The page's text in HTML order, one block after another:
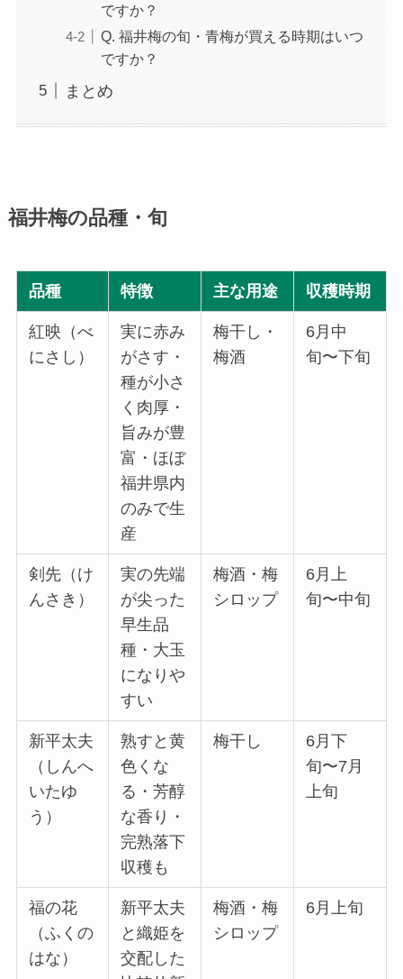
ですか？
Q. 福井梅の旬・青梅が買える時期はいつ
ですか？
まとめ
福井梅の品種・旬
品種 特徴 主な用途 収穫時期
紅映（べ
にさし）
実に赤み
がさす・
種が小さ
く肉厚・
旨みが豊
富・ほぼ
福井県内
のみで生
産
梅干し・
梅酒
6月中
旬〜下旬
剣先（け
んさき）
実の先端
が尖った
早生品
種・大玉
になりや
すい
梅酒・梅
シロップ
6月上
旬〜中旬
新平太夫
（しんへ
いたゆ
う）
熟すと黄
色くな
る・芳醇
な香り・
完熟落下
収穫も
梅干し
6月下
旬〜7月
上旬
福の花
（ふくの
はな）
新平太夫
と織姫を
交配した
梅酒・梅
シロップ
6月上旬